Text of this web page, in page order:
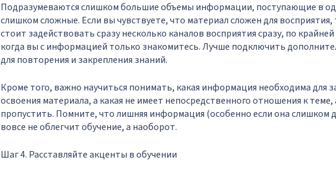
Подразумеваются слишком большие объемы информации, поступающие в
слишком сложные. Если вы чувствуете, что материал сложен для
стоит задействовать сразу несколько каналов восприятия сразу, по
когда вы с информацией только знакомитесь. Лучше подключить
для повторения и закрепления знаний.
Кроме того, важно научиться понимать, какая информация необходима для
освоения материала, а какая не имеет непосредственного отношения к
пропустить. Помните, что лишняя информация (особенно если она слишком
вовсе не облегчит обучение, а наоборот.
Шаг 4. Расставляйте акценты в обучении